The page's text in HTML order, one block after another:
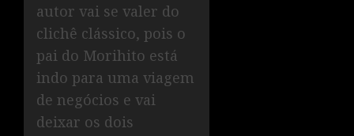
autor vai se valer do
clichê clássico, pois o
pai do Morihito está
indo para uma viagem
de negócios e vai
deixar os dois